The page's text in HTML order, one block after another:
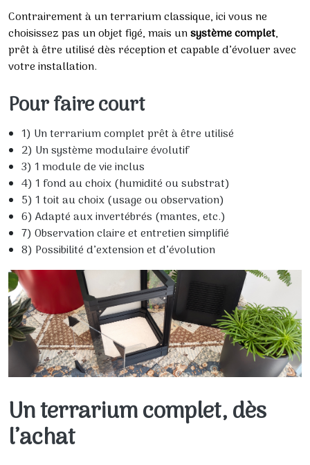
Contrairement à un terrarium classique, ici vous ne
choisissez pas un objet figé, mais unsystème complet,
prêt à être utilisé dès réception et capable d’évoluer avec
votre installation.
Pour faire court
1) Un terrarium complet prêt à être utilisé
2) Un système modulaire évolutif
3) 1 module de vie inclus
4) 1 fond au choix (humidité ou substrat)
5) 1 toit au choix (usage ou observation)
6) Adapté aux invertébrés (mantes, etc.)
7) Observation claire et entretien simplifié
8) Possibilité d’extension et d’évolution
Un terrarium complet, dès
l’achat